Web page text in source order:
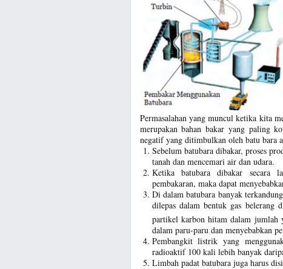
Permasalahan yang muncul ketika kita
merupakan bahan bakar yang paling
negatif yang ditimbulkan oleh batu bara
Sebelum batubara dibakar, proses
tanah dan mencemari air dan udara.
Ketika batubara dibakar secara
pembakaran, maka dapat
Di dalam batubara banyak
dilepas dalam bentuk gas belerang
partikel karbon hitam dalam jumlah
dalam paru-paru dan menyebabkan
Pembangkit listrik yang
radioaktif 100 kali lebih banyak
Limbah padat batubara juga harus